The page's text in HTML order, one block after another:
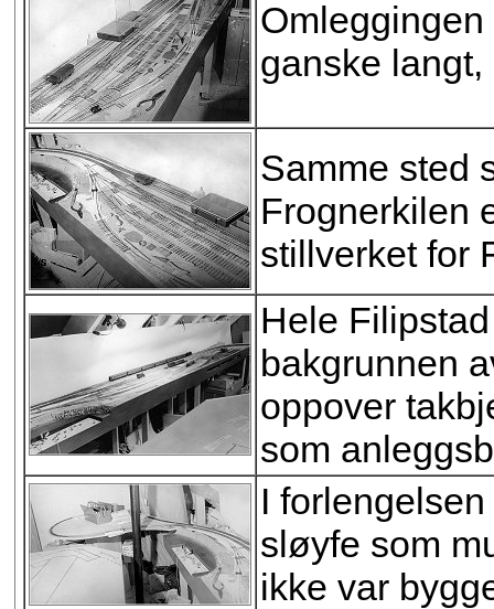
ganske
Samme sted
Frognerkilen
stillverket for
Hele
bakgrunnen
oppover
som
I
sløyfe som
ikke var